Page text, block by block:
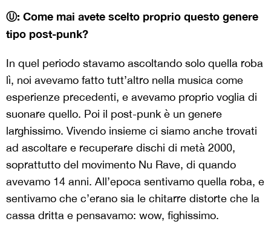
Ⓤ: Come mai avete scelto proprio questo genere
tipo post-punk?
In quel periodo stavamo ascoltando solo quella roba
lì, noi avevamo fatto tutt’altro nella musica come
esperienze precedenti, e avevamo proprio voglia di
suonare quello. Poi il post-punk è un genere
larghissimo. Vivendo insieme ci siamo anche trovati
ad ascoltare e recuperare dischi di metà 2000,
soprattutto del movimento Nu Rave, di quando
avevamo 14 anni. All’epoca sentivamo quella roba, e
sentivamo che c’erano sia le chitarre distorte che la
cassa dritta e pensavamo: wow, fighissimo.